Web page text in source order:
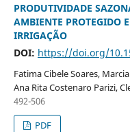
PRODUTIVIDADE
AMBIENTE PROTEGIDO
IRRIGAÇÃO
DOI: https://doi.org/
Fatima Cibele Soares,
Ana Rita Costenaro Parizi,
492-506
PDF